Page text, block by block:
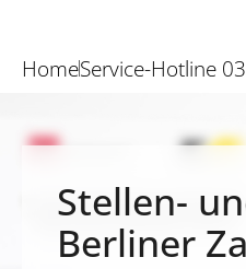
HomeService-Hotline
Stellen-
Berliner